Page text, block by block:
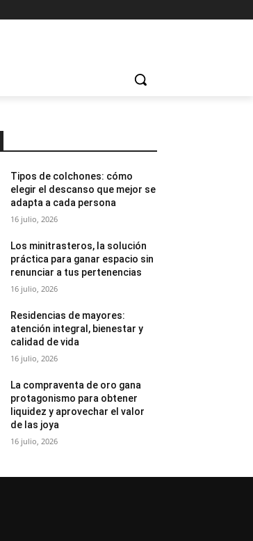
Tipos de colchones: cómo
elegir el descanso que mejor se
adapta a cada persona
16 julio, 2026
Los minitrasteros, la solución
práctica para ganar espacio sin
renunciar a tus pertenencias
16 julio, 2026
Residencias de mayores:
atención integral, bienestar y
calidad de vida
16 julio, 2026
La compraventa de oro gana
protagonismo para obtener
liquidez y aprovechar el valor
de las joya
16 julio, 2026